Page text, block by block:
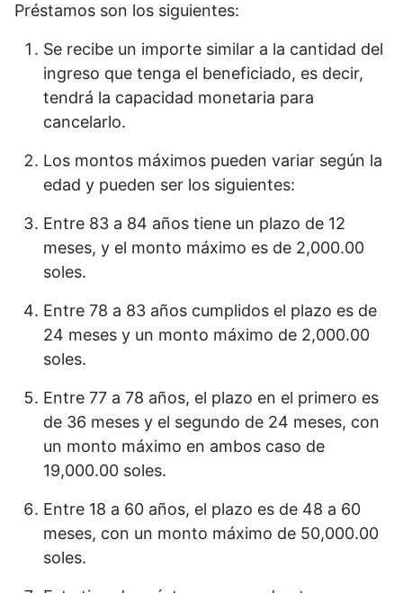
Préstamos son los siguientes:
Se recibe un importe similar a la cantidad del
ingreso que tenga el beneficiado, es decir,
tendrá la capacidad monetaria para
cancelarlo.
Los montos máximos pueden variar según la
edad y pueden ser los siguientes:
Entre 83 a 84 años tiene un plazo de 12
meses, y el monto máximo es de 2,000.00
soles.
Entre 78 a 83 años cumplidos el plazo es de
24 meses y un monto máximo de 2,000.00
soles.
Entre 77 a 78 años, el plazo en el primero es
de 36 meses y el segundo de 24 meses, con
un monto máximo en ambos caso de
19,000.00 soles.
Entre 18 a 60 años, el plazo es de 48 a 60
meses, con un monto máximo de 50,000.00
soles.